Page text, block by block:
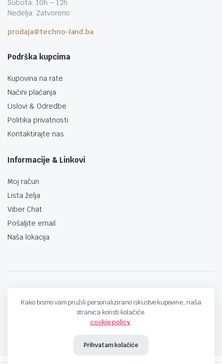
Subota: 10h – 12h
Nedelja: Zatvoreno
prodaja@techno-land.ba
Podrška kupcima
Kupovina na rate
Načini plaćanja
Uslovi & Odredbe
Politika privatnosti
Kontaktirajte nas
Informacije & Linkovi
Moj račun
Lista želja
Viber Chat
Pošaljite email
Naša lokacija
Kako bismo vam pružili personalizirano iskustvo kupovine, naša
stranica koristi kolačiće.
cookie policy.
Prihvatam kolačiće